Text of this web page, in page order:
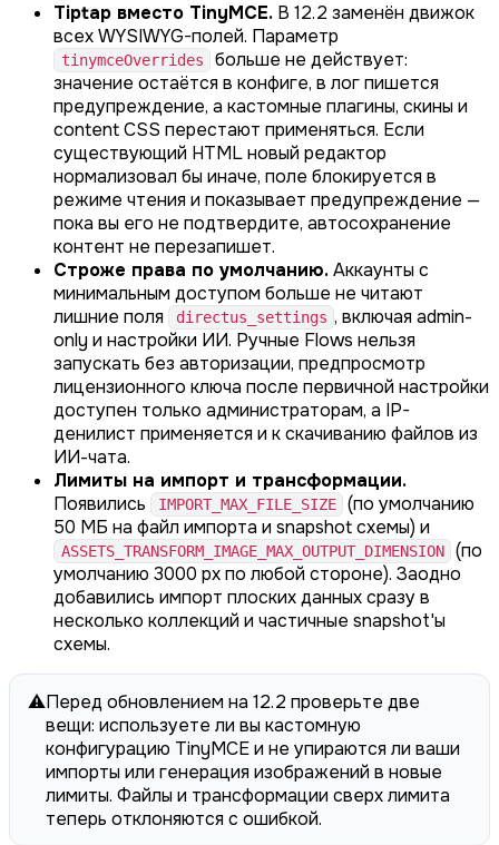
Tiptap вместо TinyMCE. В 12.2 заменён движок
всех WYSIWYG-полей. Параметр
tinymceOverrides
больше не действует:
значение остаётся в конфиге, в лог пишется
предупреждение, а кастомные плагины, скины и
content CSS перестают применяться. Если
существующий HTML новый редактор
нормализовал бы иначе, поле блокируется в
режиме чтения и показывает предупреждение —
пока вы его не подтвердите, автосохранение
контент не перезапишет.
Строже права по умолчанию.Аккаунты с
минимальным доступом больше не читают
лишние поля
directus_settings , включая admin-
only и настройки ИИ. Ручные Flows нельзя
запускать без авторизации, предпросмотр
лицензионного ключа после первичной настройки
доступен только администраторам, а IP-
денилист применяется и к скачиванию файлов из
ИИ-чата.
Лимиты на импорт и трансформации.
Появились
IMPORT_MAX_FILE_SIZE
(по умолчанию
50 МБ на файл импорта и snapshot схемы) и
ASSETS_TRANSFORM_IMAGE_MAX_OUTPUT_DIMENSION
(по
умолчанию 3000 px по любой стороне). Заодно
добавились импорт плоских данных сразу в
несколько коллекций и частичные snapshot'ы
схемы.
⚠️Перед обновлением на 12.2 проверьте две
вещи: используете ли вы кастомную
конфигурацию TinyMCE и не упираются ли ваши
импорты или генерация изображений в новые
лимиты. Файлы и трансформации сверх лимита
теперь отклоняются с ошибкой.